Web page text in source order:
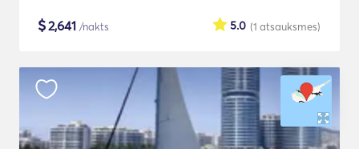
$2,641 /nakts (1 atsauksmes)
5.0